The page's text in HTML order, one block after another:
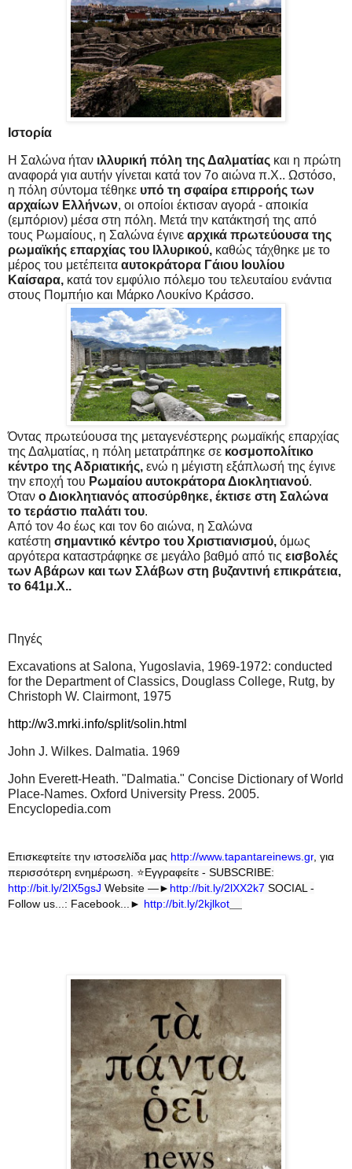
Ιστορία
Η Σαλώνα ήταν ιλλυρική πόλη της Δαλματίας και η πρώτη
αναφορά για αυτήν γίνεται κατά τον 7ο αιώνα π.Χ.. Ωστόσο,
η πόλη σύντομα τέθηκε υπό τη σφαίρα επιρροής των
αρχαίων Ελλήνων, οι οποίοι έκτισαν αγορά - αποικία
(εμπόριον) μέσα στη πόλη. Μετά την κατάκτησή της από
τους Ρωμαίους, η Σαλώνα έγινε αρχικά πρωτεύουσα της
ρωμαϊκής επαρχίας του Ιλλυρικού, καθώς τάχθηκε με το
μέρος του μετέπειτα αυτοκράτορα Γάιου Ιουλίου
Καίσαρα, κατά τον εμφύλιο πόλεμο του τελευταίου ενάντια
στους Πομπήιο και Μάρκο Λουκίνο Κράσσο.
Όντας πρωτεύουσα της μεταγενέστερης ρωμαϊκής επαρχίας
της Δαλματίας, η πόλη μετατράπηκε σε κοσμοπολίτικο
κέντρο της Αδριατικής, ενώ η μέγιστη εξάπλωσή της έγινε
την εποχή του Ρωμαίου αυτοκράτορα Διοκλητιανού.
Όταν ο Διοκλητιανός αποσύρθηκε, έκτισε στη Σαλώνα
το τεράστιο παλάτι του.
Από τον 4ο έως και τον 6ο αιώνα, η Σαλώνα
κατέστη σημαντικό κέντρο του Χριστιανισμού, όμως
αργότερα καταστράφηκε σε μεγάλο βαθμό από τις εισβολές
των Αβάρων και των Σλάβων στη βυζαντινή επικράτεια,
το 641μ.Χ..
Πηγές
Excavations at Salona, Yugoslavia, 1969-1972: conducted
for the Department of Classics, Douglass College, Rutg, by
Christoph W. Clairmont, 1975
http://w3.mrki.info/split/solin.html
John J. Wilkes. Dalmatia. 1969
John Everett-Heath. "Dalmatia." Concise Dictionary of World
Place-Names. Oxford University Press. 2005.
Encyclopedia.com
Επισκεφτείτε την ιστοσελίδα μας http://www tapantareinews gr , για
περισσότερη ενημέρωση. ⭐Εγγραφείτε - SUBSCRIBE:
http://bit.ly/2lX5gsJ Website —► http://bit.ly/2lXX2k7 SOCIAL -
Follow us...: Facebook...► http://bit.ly/2kjlkot